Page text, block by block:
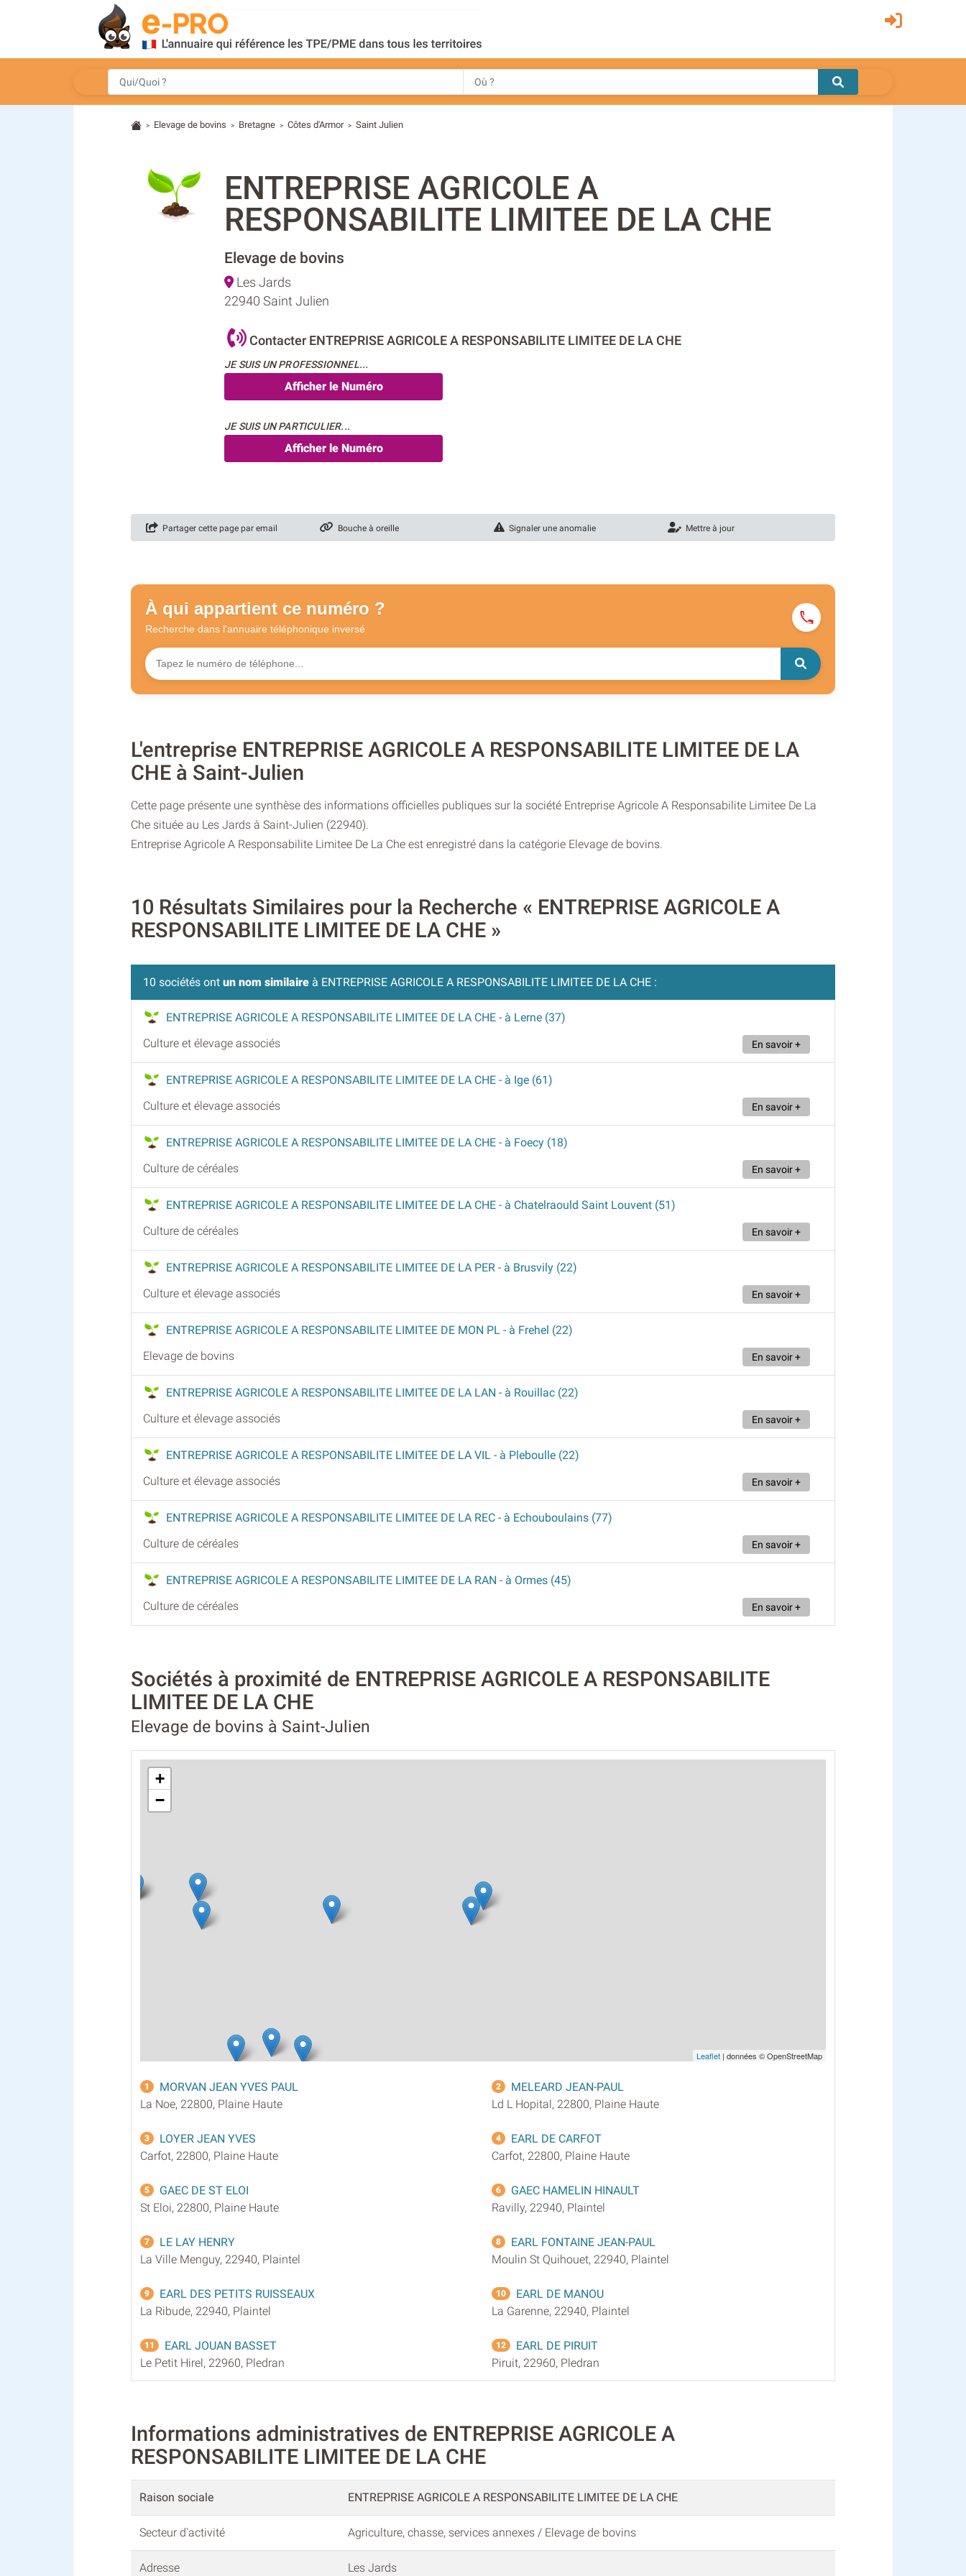
> Elevage de bovins > Bretagne > Côtes d'Armor > Saint Julien
ENTREPRISE AGRICOLE A
RESPONSABILITE LIMITEE DE LA CHE
Elevage de bovins
Les Jards
22940 Saint Julien
Contacter ENTREPRISE AGRICOLE A RESPONSABILITE LIMITEE DE LA CHE
JE SUIS UN PROFESSIONNEL...
Afficher le Numéro
JE SUIS UN PARTICULIER...
Afficher le Numéro
Partager cette page par email Bouche à oreille Signaler une anomalie Mettre à jour
À qui appartient ce numéro ?
Recherche dans l'annuaire téléphonique inversé
L'entreprise ENTREPRISE AGRICOLE A RESPONSABILITE LIMITEE DE LA
CHE à Saint-Julien
Cette page présente une synthèse des informations officielles publiques sur la société Entreprise Agricole A Responsabilite Limitee De La
Che située au Les Jards à Saint-Julien (22940).
Entreprise Agricole A Responsabilite Limitee De La Che est enregistré dans la catégorie Elevage de bovins.
10 Résultats Similaires pour la Recherche « ENTREPRISE AGRICOLE A
RESPONSABILITE LIMITEE DE LA CHE »
10 sociétés ont un nom similaire à ENTREPRISE AGRICOLE A RESPONSABILITE LIMITEE DE LA CHE :
ENTREPRISE AGRICOLE A RESPONSABILITE LIMITEE DE LA CHE - à Lerne (37)
Culture et élevage associés
En savoir +
ENTREPRISE AGRICOLE A RESPONSABILITE LIMITEE DE LA CHE - à Ige (61)
Culture et élevage associés
En savoir +
ENTREPRISE AGRICOLE A RESPONSABILITE LIMITEE DE LA CHE - à Foecy (18)
Culture de céréales
En savoir +
ENTREPRISE AGRICOLE A RESPONSABILITE LIMITEE DE LA CHE - à Chatelraould Saint Louvent (51)
Culture de céréales
En savoir +
ENTREPRISE AGRICOLE A RESPONSABILITE LIMITEE DE LA PER - à Brusvily (22)
Culture et élevage associés
En savoir +
ENTREPRISE AGRICOLE A RESPONSABILITE LIMITEE DE MON PL - à Frehel (22)
Elevage de bovins
En savoir +
ENTREPRISE AGRICOLE A RESPONSABILITE LIMITEE DE LA LAN - à Rouillac (22)
Culture et élevage associés
En savoir +
ENTREPRISE AGRICOLE A RESPONSABILITE LIMITEE DE LA VIL - à Pleboulle (22)
Culture et élevage associés
En savoir +
ENTREPRISE AGRICOLE A RESPONSABILITE LIMITEE DE LA REC - à Echouboulains (77)
Culture de céréales
En savoir +
ENTREPRISE AGRICOLE A RESPONSABILITE LIMITEE DE LA RAN - à Ormes (45)
Culture de céréales
En savoir +
Sociétés à proximité de ENTREPRISE AGRICOLE A RESPONSABILITE
LIMITEE DE LA CHE
Elevage de bovins à Saint-Julien
+
−
Leaflet | données © OpenStreetMap
1
MORVAN JEAN YVES PAUL
La Noe, 22800, Plaine Haute
2
MELEARD JEAN-PAUL
Ld L Hopital, 22800, Plaine Haute
3
LOYER JEAN YVES
Carfot, 22800, Plaine Haute
4
EARL DE CARFOT
Carfot, 22800, Plaine Haute
5
GAEC DE ST ELOI
St Eloi, 22800, Plaine Haute
6
GAEC HAMELIN HINAULT
Ravilly, 22940, Plaintel
7
LE LAY HENRY
La Ville Menguy, 22940, Plaintel
8
EARL FONTAINE JEAN-PAUL
Moulin St Quihouet, 22940, Plaintel
9
EARL DES PETITS RUISSEAUX
La Ribude, 22940, Plaintel
10
EARL DE MANOU
La Garenne, 22940, Plaintel
11
EARL JOUAN BASSET
Le Petit Hirel, 22960, Pledran
12
EARL DE PIRUIT
Piruit, 22960, Pledran
Informations administratives de ENTREPRISE AGRICOLE A
RESPONSABILITE LIMITEE DE LA CHE
Raison sociale ENTREPRISE AGRICOLE A RESPONSABILITE LIMITEE DE LA CHE
Secteur d'activité Agriculture, chasse, services annexes / Elevage de bovins
Adresse Les Jards